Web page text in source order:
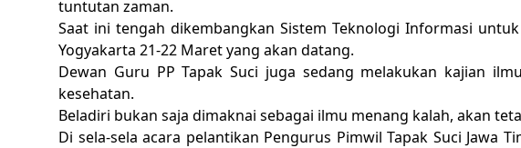
tuntutan zaman.
Saat ini tengah dikembangkan Sistem Teknologi Informasi
Yogyakarta 21-22 Maret yang akan datang.
Dewan Guru PP Tapak Suci juga sedang melakukan kajian
kesehatan.
Beladiri bukan saja dimaknai sebagai ilmu menang kalah, akan
Di sela-sela acara pelantikan Pengurus Pimwil Tapak Suci Jawa